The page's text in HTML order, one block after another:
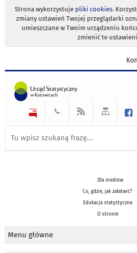
Strona wykorzystuje pliki cookies.
zmiany ustawień Twojej przeglądarki
umieszczane w Twoim urządzeniu
zmienić te
Dla mediów
Co, gdzie, jak załatwić?
Edukacja statystyczna
O stronie
Menu główne